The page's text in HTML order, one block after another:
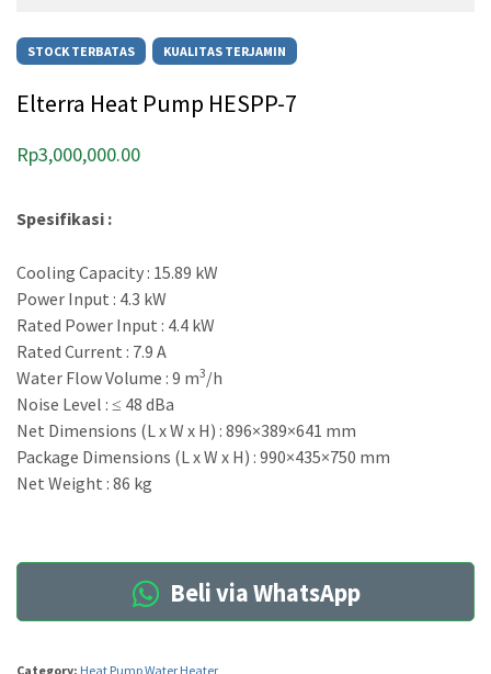
STOCK TERBATAS KUALITAS TERJAMIN
Elterra Heat Pump HESPP-7
Rp3,000,000.00
Spesifikasi :
Cooling Capacity : 15.89 kW
Power Input : 4.3 kW
Rated Power Input : 4.4 kW
Rated Current : 7.9 A
Water Flow Volume : 9 m3/h
Noise Level : ≤ 48 dBa
Net Dimensions (L x W x H) : 896×389×641 mm
Package Dimensions (L x W x H) : 990×435×750 mm
Net Weight : 86 kg
Beli via WhatsApp
Category: Heat Pump Water Heater